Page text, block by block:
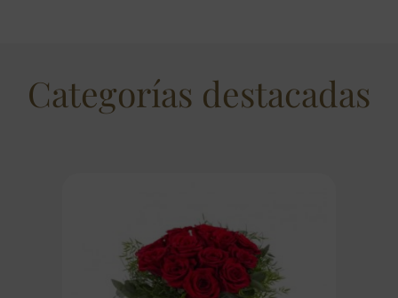
Categorías destacadas